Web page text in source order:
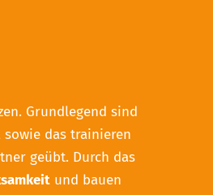
Grundlegend sind
sowie das trainieren
geübt. Durch das
und bauen